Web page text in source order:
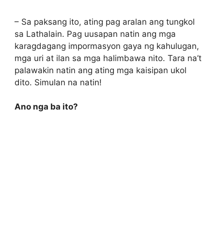
– Sa paksang ito, ating pag aralan ang tungkol
sa Lathalain. Pag uusapan natin ang mga
karagdagang impormasyon gaya ng kahulugan,
mga uri at ilan sa mga halimbawa nito. Tara na’t
palawakin natin ang ating mga kaisipan ukol
dito. Simulan na natin!
Ano nga ba ito?